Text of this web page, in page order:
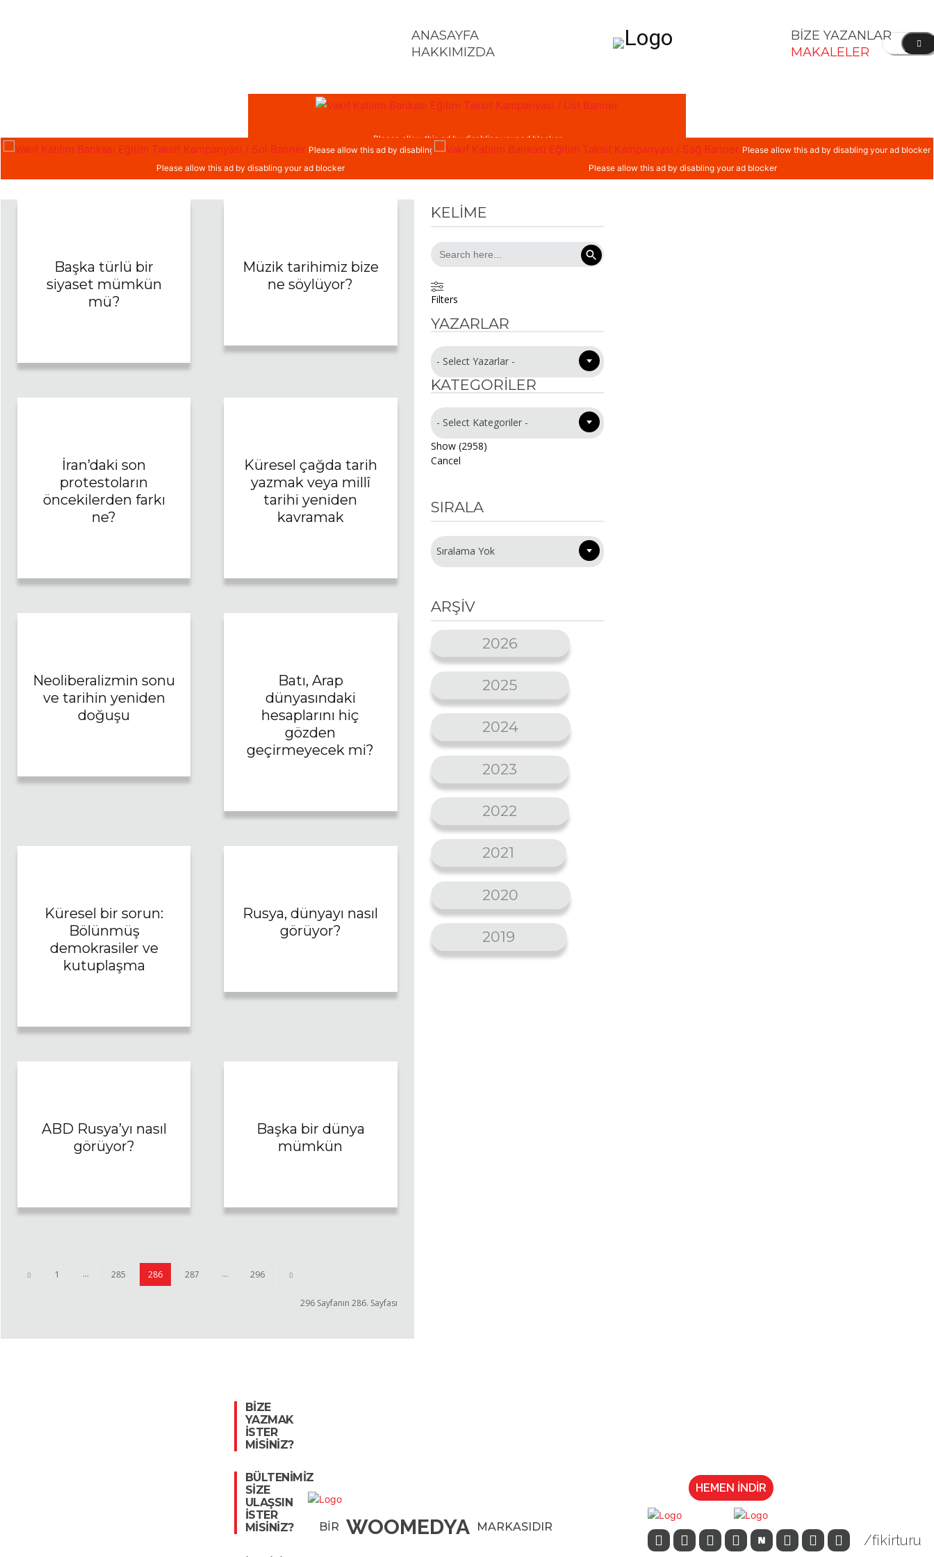
ANASAYFA
HAKKIMIZDA
BİZE YAZANLAR
MAKALELER
Başka türlü bir
siyaset mümkün
mü?
Müzik tarihimiz bize
ne söylüyor?
İran’daki son
protestoların
öncekilerden farkı
ne?
Küresel çağda tarih
yazmak veya millî
tarihi yeniden
kavramak
Neoliberalizmin sonu
ve tarihin yeniden
doğuşu
Batı, Arap
dünyasındaki
hesaplarını hiç
gözden
geçirmeyecek mi?
Küresel bir sorun:
Bölünmüş
demokrasiler ve
kutuplaşma
Rusya, dünyayı nasıl
görüyor?
ABD Rusya’yı nasıl
görüyor?
Başka bir dünya
mümkün
1 ... 285 286 287 ... 296
296 Sayfanın 286. Sayfası
KELİME
Search
for:
Search Button
Filters
YAZARLAR
- Select Yazarlar -
KATEGORILER
- Select Kategoriler -
Show (2958)
Cancel
SIRALA
Sıralama Yok
ARŞİV
2026
2025
2024
2023
2022
2021
2020
2019
BİZE
YAZMAK
İSTER
MİSİNİZ?
BÜLTENİMİZ
SİZE
ULAŞSIN
İSTER
MİSİNİZ?
BİR WOOMEDYA MARKASIDIR
HEMEN İNDİR
/fikirturu